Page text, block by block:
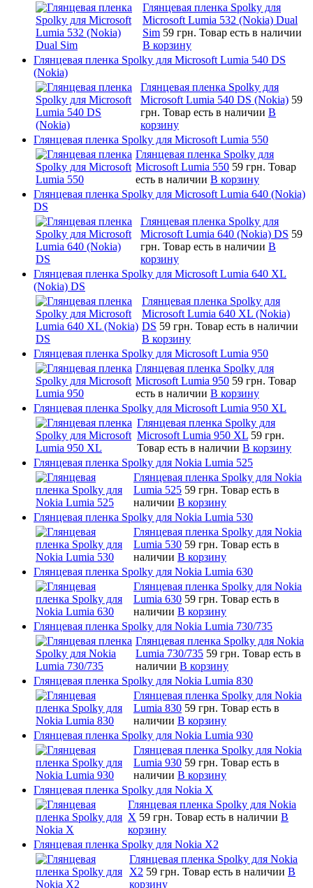
Глянцевая пленка Spolky для
Microsoft Lumia 532 (Nokia) Dual
Sim 59 грн. Товар есть в наличии
В корзину
Глянцевая пленка Spolky для Microsoft Lumia 540 DS
(Nokia)
Глянцевая пленка Spolky для
Microsoft Lumia 540 DS (Nokia) 59
грн. Товар есть в наличии В
корзину
Глянцевая пленка Spolky для Microsoft Lumia 550
Глянцевая пленка Spolky для
Microsoft Lumia 550 59 грн. Товар
есть в наличии В корзину
Глянцевая пленка Spolky для Microsoft Lumia 640 (Nokia)
DS
Глянцевая пленка Spolky для
Microsoft Lumia 640 (Nokia) DS 59
грн. Товар есть в наличии В
корзину
Глянцевая пленка Spolky для Microsoft Lumia 640 XL
(Nokia) DS
Глянцевая пленка Spolky для
Microsoft Lumia 640 XL (Nokia)
DS 59 грн. Товар есть в наличии
В корзину
Глянцевая пленка Spolky для Microsoft Lumia 950
Глянцевая пленка Spolky для
Microsoft Lumia 950 59 грн. Товар
есть в наличии В корзину
Глянцевая пленка Spolky для Microsoft Lumia 950 XL
Глянцевая пленка Spolky для
Microsoft Lumia 950 XL 59 грн.
Товар есть в наличии В корзину
Глянцевая пленка Spolky для Nokia Lumia 525
Глянцевая пленка Spolky для Nokia
Lumia 525 59 грн. Товар есть в
наличии В корзину
Глянцевая пленка Spolky для Nokia Lumia 530
Глянцевая пленка Spolky для Nokia
Lumia 530 59 грн. Товар есть в
наличии В корзину
Глянцевая пленка Spolky для Nokia Lumia 630
Глянцевая пленка Spolky для Nokia
Lumia 630 59 грн. Товар есть в
наличии В корзину
Глянцевая пленка Spolky для Nokia Lumia 730/735
Глянцевая пленка Spolky для Nokia
Lumia 730/735 59 грн. Товар есть в
наличии В корзину
Глянцевая пленка Spolky для Nokia Lumia 830
Глянцевая пленка Spolky для Nokia
Lumia 830 59 грн. Товар есть в
наличии В корзину
Глянцевая пленка Spolky для Nokia Lumia 930
Глянцевая пленка Spolky для Nokia
Lumia 930 59 грн. Товар есть в
наличии В корзину
Глянцевая пленка Spolky для Nokia X
Глянцевая пленка Spolky для Nokia
X 59 грн. Товар есть в наличии В
корзину
Глянцевая пленка Spolky для Nokia X2
Глянцевая пленка Spolky для Nokia
X2 59 грн. Товар есть в наличии В
корзину